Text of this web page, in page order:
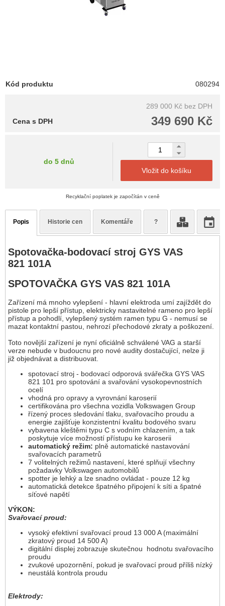
Kód produktu 080294
289 000 Kč bez DPH
349 690 Kč
Cena s DPH
do 5 dnů
Vložit do košíku
Recyklační poplatek je započítán v ceně
Popis Historie cen Komentáře ?
Spotovačka-bodovací stroj GYS VAS
821 101A
SPOTOVAČKA GYS VAS 821 101A
Zařízení má mnoho vylepšení - hlavní elektroda umí zajíždět do
pistole pro lepší přístup, elektricky nastavitelné rameno pro lepší
přístup a pohodlí, vylepšený systém ramen typu G - nemusí se
mazat kontaktní pastou, nehrozí přechodové zkraty a poškození.
Toto novější zařízení je nyní oficiálně schválené VAG a starší
verze nebude v budoucnu pro nové audity dostačující, nelze ji
již objednávat a distribuovat.
spotovací stroj - bodovací odporová svářečka GYS VAS
821 101 pro spotování a svařování vysokopevnostních
ocelí
vhodná pro opravy a vyrovnání karoserií
certifikována pro všechna vozidla Volkswagen Group
řízený proces sledování tlaku, svařovacího proudu a
energie zajišťuje konzistentní kvalitu bodového svaru
vybavena kleštěmi typu C s vodním chlazením, a tak
poskytuje více možností přístupu ke karoserii
automatický režim: plně automatické nastavování
svařovacích parametrů
7 volitelných režimů nastavení, které splňují všechny
požadavky Volkswagen automobilů
spotter je lehký a lze snadno ovládat - pouze 12 kg
automatická detekce špatného připojení k síti a špatné
síťové napětí
VÝKON:
Svařovací proud:
vysoký efektivní svařovací proud 13 000 A (maximální
zkratový proud 14 500 A)
digitální displej zobrazuje skutečnou hodnotu svařovacího
proudu
zvukové upozornění, pokud je svařovací proud příliš nízký
neustálá kontrola proudu
Elektrody: